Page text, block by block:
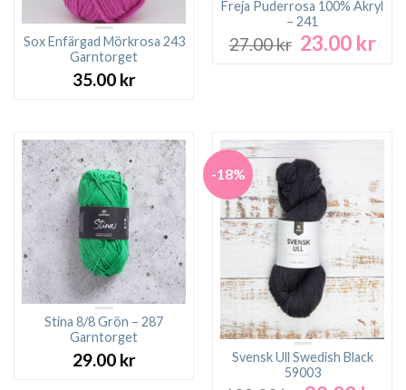
Sox Enfärgad Mörkrosa 243
Garntorget
35.00 kr
Freja Puderrosa 100% Akryl
– 241
27.00kr Det
23.00 krDet
Stina 8/8 Grön – 287
Garntorget
29.00 kr
-18%
Svensk Ull Swedish Black
59003